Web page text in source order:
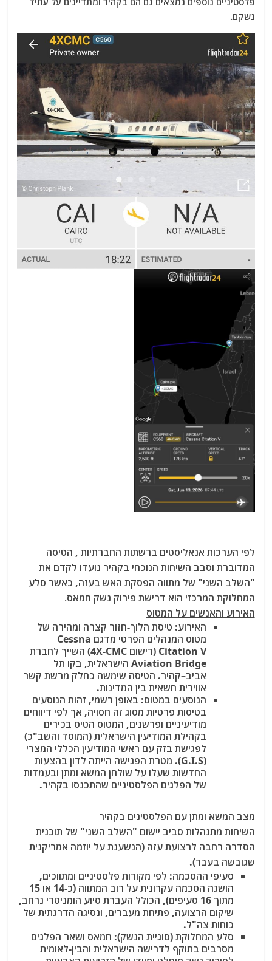
A
p
p
ra
m
b
o
k
נשקם.
לפי הערכות אנאליסטים ברשתות החברתיות , הטיסה
המדוברת וסבב השיחות הנוכחי בקהיר נועדו לקדם את
"השלב השני" של מתווה הפסקת האש בעזה, כאשר סלע
המחלוקת המרכזי הוא דרישת פירוק נשק חמאס.
האירוע והאנשים על המטוס
האירוע: טיסת הלוך-חזור קצרה ומהירה של
מטוס המנהלים הפרטי מדגם Cessna
Citation V (רישום 4X-CMC) השייך לחברת
Aviation Bridge הישראלית, בקו תל
אביב–קהיר. הטיסה שימשה כחלק מרשת קשר
אווירית חשאית בין המדינות.
הנוסעים במטוס: באופן רשמי, זהות הנוסעים
בטיסות פרטיות מסוג זה חסויה, אך לפי דיווחים
מודיעיניים ופרשנים, המטוס הטיס בכירים
בקהילת המודיעין הישראלית (המוסד והשב"כ)
לפגישת בזק עם ראשי המודיעין הכללי המצרי
(G.I.S). מטרת הפגישה הייתה לדון בהצעות
החדשות שעלו על שולחן המשא ומתן ובעמדות
של הפלגים הפלסטיניים שהתכנסו בקהיר.
מצב המשא ומתן עם הפלסטינים בקהיר
השיחות מתנהלות סביב יישום "השלב השני" של תוכנית
הסדרה רחבה לרצועת עזה (הנשענת על יוזמה אמריקנית
שגובשה בעבר).
סעיפי ההסכמה: לפי מקורות פלסטיניים ומתווכים,
הושגה הסכמה עקרונית על רוב המתווה (כ-14 או 15
מתוך 16 סעיפים), הכולל העברת סיוע הומניטרי נרחב,
שיקום הרצועה, פתיחת מעברים, ונסיגה הדרגתית של
כוחות צה"ל.
סלע המחלוקת (סוגיית הנשק): חמאס ושאר הפלגים
מסרבים בתוקף לדרישה הישראלית והבין-לאומית